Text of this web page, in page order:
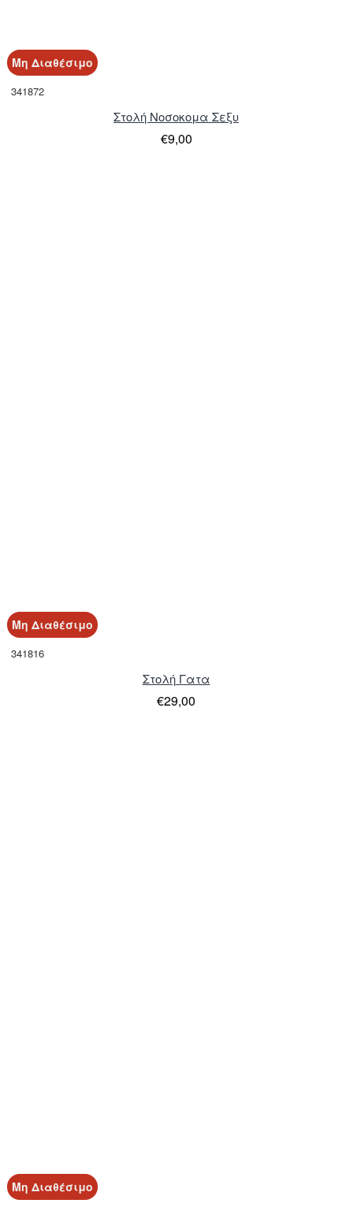
Μη Διαθέσιμο
341872
Στολή Νοσοκομα Σεξυ
€9,00
Μη Διαθέσιμο
341816
Στολή Γατα
€29,00
Μη Διαθέσιμο